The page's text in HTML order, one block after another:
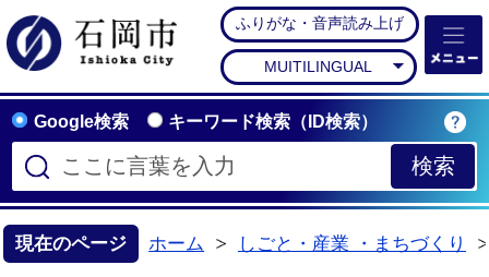
石岡市公式ホームペー
ふりがな・音声読み上げ
MUITILINGUAL
Google検索 キーワード検索（ID検索）
現在のページ ホーム
しごと・産業 ・まちづくり